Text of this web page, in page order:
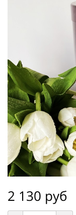
2 130 руб